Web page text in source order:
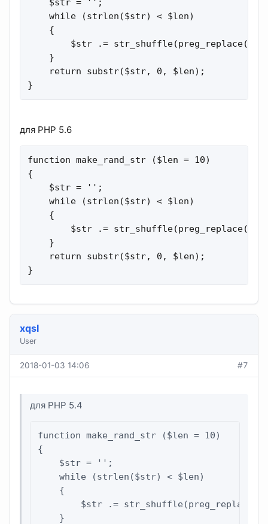
    $str = '';
    while (strlen($str) < $len)
    {
$str .=
    }
    return substr($str, 0, $len);
}
для PHP 5.6
function make_rand_str ($len = 10)
{
    $str = '';
    while (strlen($str) < $len)
    {
$str .=
    }
    return substr($str, 0, $len);
}
xqsI
User
2018-01-03 14:06 #7
для PHP 5.4
function make_rand_str ($len = 10)
{
    $str = '';
    while (strlen($str) < $len)
    {
$str .=
    }